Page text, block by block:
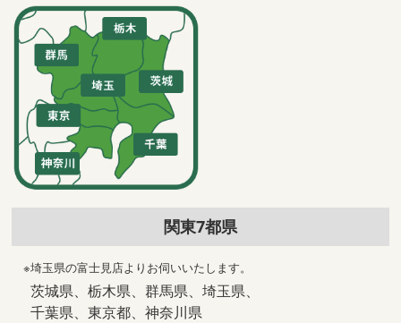
関東7都県
※埼玉県の富士見店よりお伺いいたします。
茨城県、栃木県、群馬県、埼玉県、
千葉県、東京都、神奈川県